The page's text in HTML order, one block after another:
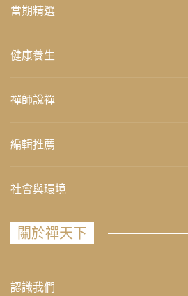
當期精選
健康養生
禪師說禪
編輯推薦
社會與環境
關於禪天下
認識我們